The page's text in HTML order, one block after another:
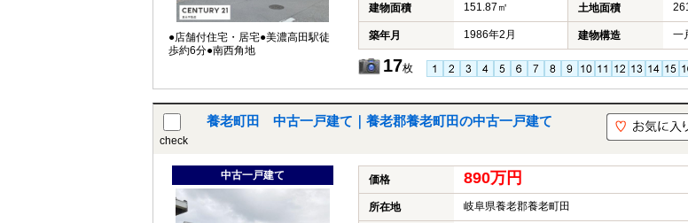
●店舗付住宅・居宅●美濃高田駅徒
歩約6分●南西角地
建物面積 151.87㎡ 土地面積
築年月 1986年2月 建物構造 一
17枚
check
養老町田 中古一戸建て｜養老郡養老町田の中古一戸建て
中古一戸建て 価格 890万円
所在地 岐阜県養老郡養老町田